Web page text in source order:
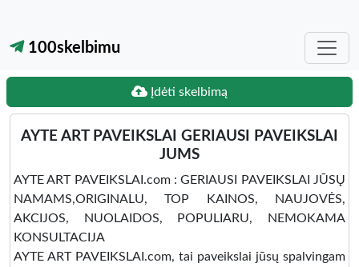
100skelbimu
Įdėti skelbimą
AYTE ART PAVEIKSLAI GERIAUSI PAVEIKSLAI
JUMS
AYTE ART PAVEIKSLAI.com : GERIAUSI PAVEIKSLAI JŪSŲ
NAMAMS,ORIGINALU, TOP KAINOS, NAUJOVĖS,
AKCIJOS, NUOLAIDOS, POPULIARU, NEMOKAMA
KONSULTACIJA
AYTE ART PAVEIKSLAI.com, tai paveikslai jūsų spalvingam